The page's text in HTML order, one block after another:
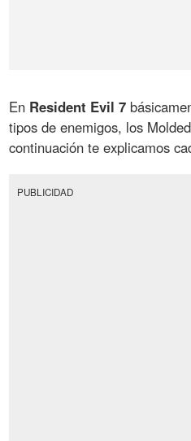
En Resident Evil 7
tipos de enemigos, los
continuación te explicamos
PUBLICIDAD